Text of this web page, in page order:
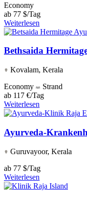
Economy
ab 77 $/Tag
Weiterlesen
Bethsaida
Kovalam, Kerala
Economy
Strand
ab 117 €/Tag
Weiterlesen
Ayurveda-
Guruvayoor, Kerala
ab 77 $/Tag
Weiterlesen